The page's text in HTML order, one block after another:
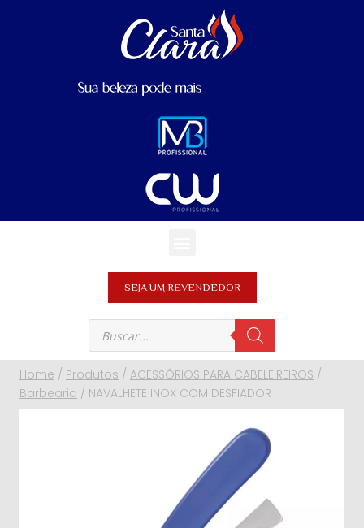
SEJA UM REVENDEDOR
Home / Produtos / ACESSÓRIOS PARA CABELEIREIROS /
Barbearia / NAVALHETE INOX COM DESFIADOR